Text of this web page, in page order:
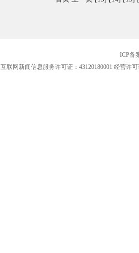
ICP备
互联网新闻信息服务许可证：43120180001 经营许可